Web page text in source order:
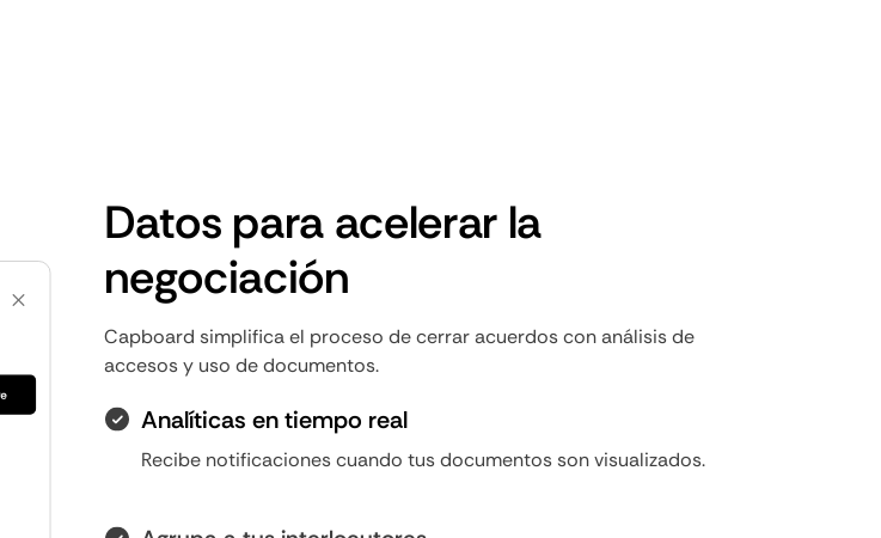
Datos para acelerar la
negociación
Capboard simplifica el proceso de cerrar acuerdos con análisis de
accesos y uso de documentos.
Analíticas en tiempo real
Recibe notificaciones cuando tus documentos son visualizados.